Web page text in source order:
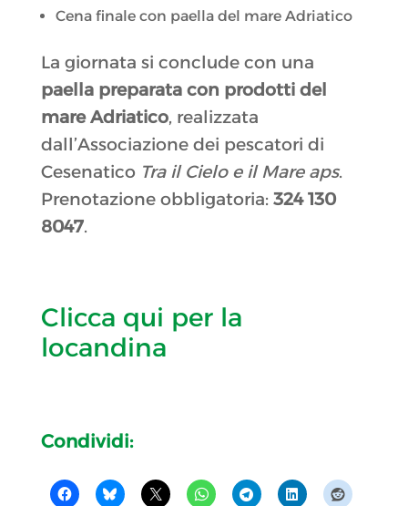
Cena finale con paella del mare Adriatico
La giornata si conclude con una
paella preparata con prodotti del
mare Adriatico, realizzata
dall’Associazione dei pescatori di
Cesenatico Tra il Cielo e il Mare aps.
Prenotazione obbligatoria: 324 130
8047.
Clicca qui per la
locandina
Condividi: